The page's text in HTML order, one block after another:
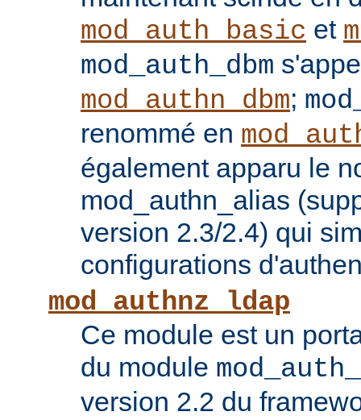
mod_auth_basic et
mod_auth_dbm
mod_authn_dbm;
renommé en
également apparu le
mod_authn_alias
version 2.3/2.4) qui
configurations
mod_authnz_ldap
Ce module est un
du module
version 2.2 du